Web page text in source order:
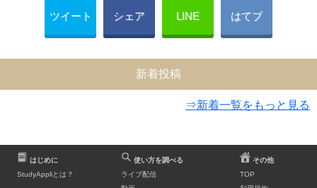
ツイート シェア LINE はてブ
新着投稿
⇒新着一覧をもっと見る
はじめに
StudyAppliとは？
使い方を調べる
ライブ配信
その他
TOP